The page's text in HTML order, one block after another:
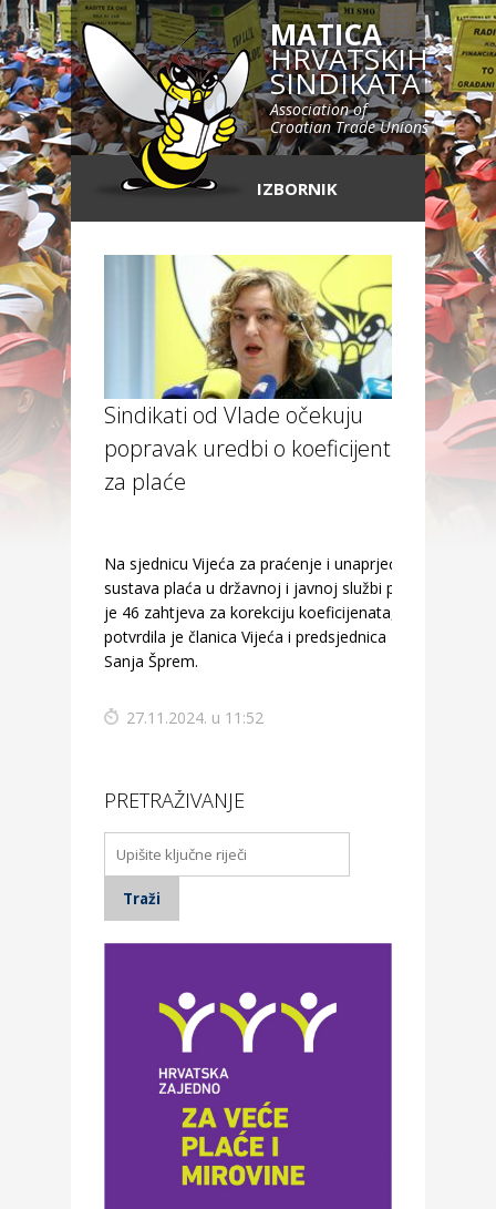
MATICA
HRVATSKIH
SINDIKATA
Association of
Croatian Trade Unions
IZBORNIK
Sindikati od Vlade očekuju
popravak uredbi o koeficijentima
za plaće
Na sjednicu Vijeća za praćenje i unaprjeđenje
sustava plaća u državnoj i javnoj službi pristiglo
je 46 zahtjeva za korekciju koeficijenata,
potvrdila je članica Vijeća i predsjednica Matice
Sanja Šprem.
27.11.2024. u 11:52
PRETRAŽIVANJE